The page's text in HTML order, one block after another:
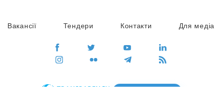
Вакансії Тендери Контакти Для медіа